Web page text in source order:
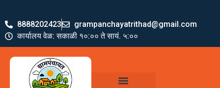
8888202423
grampanchayatrithad@gmail.com
कार्यालय वेळ: सकाळी १०:०० ते सायं. ५:००